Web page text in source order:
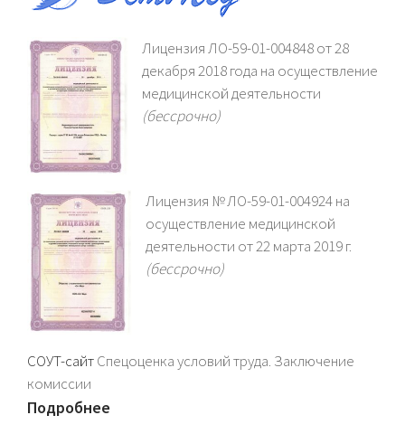
Лицензия ЛО-59-01-004848 от 28
декабря 2018 года на осуществление
медицинской деятельности
(бессрочно)
Лицензия № ЛО-59-01-004924 на
осуществление медицинской
деятельности от 22 марта 2019 г.
(бессрочно)
СОУТ-сайтСпецоценка условий труда. Заключение
комиссии
Подробнее